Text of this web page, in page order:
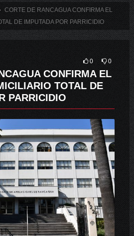
CORTE DE RANCAGUA CONFIRMA EL
DE IMPUTADA POR PARRICIDIO
0 0
CONFIRMA EL
TOTAL DE
PARRICIDIO